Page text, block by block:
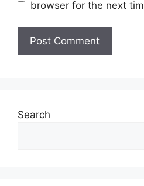
browser for the next
Search